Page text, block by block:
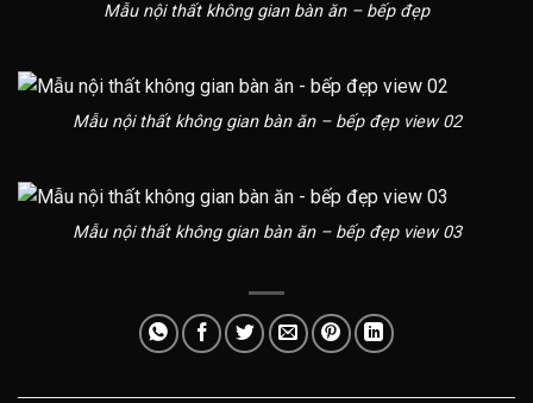
Mẫu nội thất không gian bàn ăn – bếp đẹp
Mẫu nội thất không gian bàn ăn – bếp đẹp view 02
Mẫu nội thất không gian bàn ăn – bếp đẹp view 03